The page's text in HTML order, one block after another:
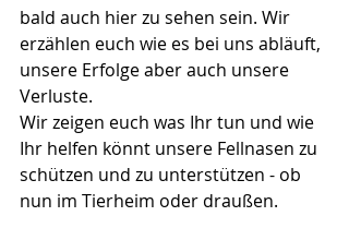
bald auch hier zu sehen sein. Wir
erzählen euch wie es bei uns abläuft,
unsere Erfolge aber auch unsere
Verluste.
Wir zeigen euch was Ihr tun und wie
Ihr helfen könnt unsere Fellnasen zu
schützen und zu unterstützen - ob
nun im Tierheim oder draußen.